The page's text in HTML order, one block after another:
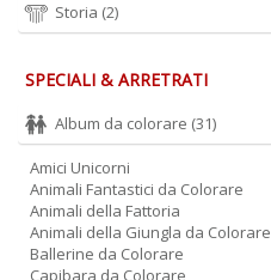
Storia (2)
SPECIALI & ARRETRATI
Album da colorare (31)
Amici Unicorni
Animali Fantastici da Colorare
Animali della Fattoria
Animali della Giungla da Colorare
Ballerine da Colorare
Capibara da Colorare